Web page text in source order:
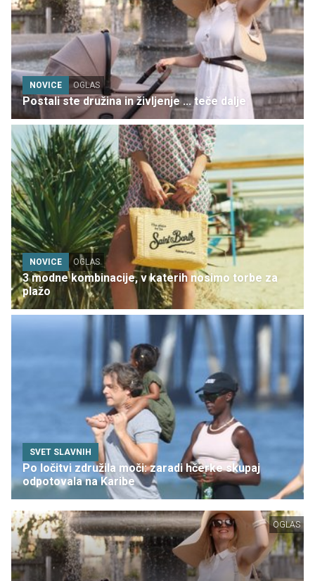
NOVICE OGLAS
Postali ste družina in življenje ... teče dalje
NOVICE OGLAS
3 modne kombinacije, v katerih nosimo torbe za
plažo
SVET SLAVNIH
Po ločitvi združila moči: zaradi hčerke skupaj
odpotovala na Karibe
OGLAS